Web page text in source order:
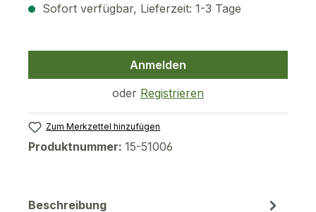
Sofort verfügbar, Lieferzeit: 1-3 Tage
Anmelden
oder Registrieren
Zum Merkzettel hinzufügen
Produktnummer: 15-51006
Beschreibung